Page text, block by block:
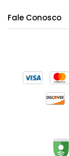
Fale Conosco